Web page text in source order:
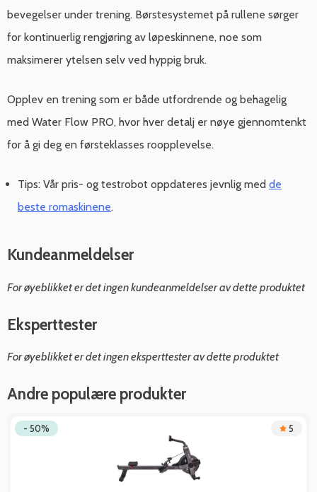
bevegelser under trening. Børstesystemet på rullene sørger
for kontinuerlig rengjøring av løpeskinnene, noe som
maksimerer ytelsen selv ved hyppig bruk.
Opplev en trening som er både utfordrende og behagelig
med Water Flow PRO, hvor hver detalj er nøye gjennomtenkt
for å gi deg en førsteklasses roopplevelse.
Tips: Vår pris- og testrobot oppdateres jevnlig med de
beste romaskinene.
Kundeanmeldelser
For øyeblikket er det ingen kundeanmeldelser av dette produktet
Eksperttester
For øyeblikket er det ingen eksperttester av dette produktet
Andre populære produkter
- 50% 5